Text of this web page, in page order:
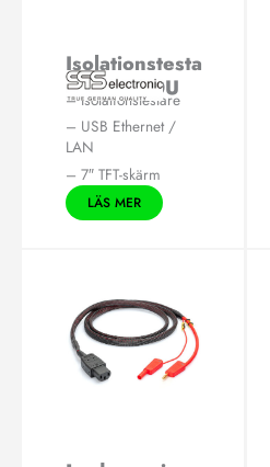
Isolationstesta
re P 6600U
– Isolationstestare
– USB Ethernet /
LAN
– 7″ TFT-skärm
LÄS MER